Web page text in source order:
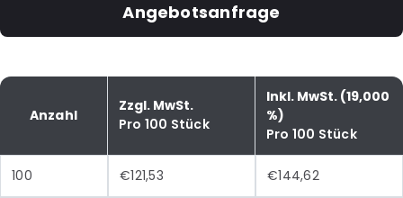
Angebotsanfrage
Anzahl
Zzgl. MwSt.
Pro 100 Stück
Inkl. MwSt. (19,000
%)
Pro 100 Stück
100 €121,53 €144,62